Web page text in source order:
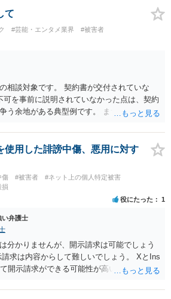
て
#芸能・エンタメ業界 #被害者
相談対象です。 契約書が交付されていな
可を事前に説明されていなかった点は、契約
う余地がある典型例です。 まずは、運営と
また同時並行で（もしまだされていないの
の明確化はしておくべきだと考えます。
使用した誹謗中傷、悪用に対す
傷 #被害者
#ネット上の個人特定被害
損
役にたった 1
い弁護士
分かりませんが、開示請求は可能でしょう
求は内容からして難しいでしょう。 XとIns
開示請求ができる可能性が高いでしょう。
ウントが削除されている場合、今から進め